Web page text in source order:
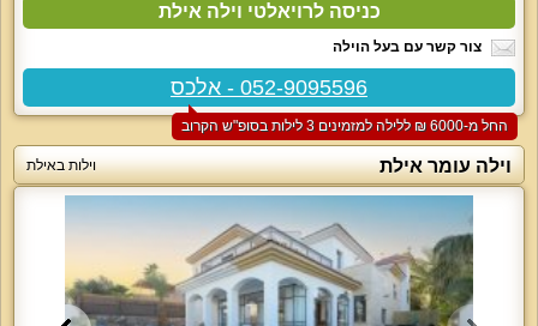
כניסה לרויאלטי וילה אילת
צור קשר עם בעל הוילה
052-9095596 - אלכס
החל מ-‏6000 ₪ ללילה למזמינים 3 לילות בסופ"ש הקרוב
וילה עומר אילת וילות באילת